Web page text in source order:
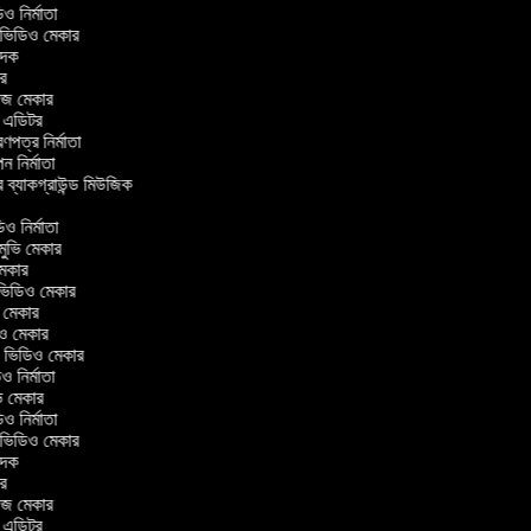
নির্মাতা
মেকার
মেকার
এডিটর
নির্মাতা
নির্মাতা
ব্যাকগ্রাউন্ড মিউজিক
নির্মাতা
মেকার
মেকার
মেকার
মেকার
ভিডিও মেকার
নির্মাতা
মেকার
নির্মাতা
মেকার
মেকার
এডিটর